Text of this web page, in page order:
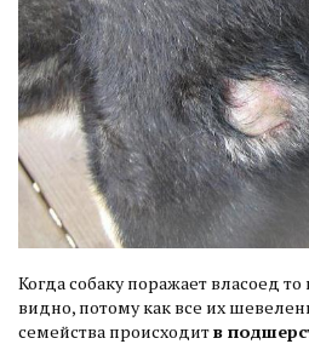
Когда собаку поражает власоед то
видно, потому как все их
семейства происходитв